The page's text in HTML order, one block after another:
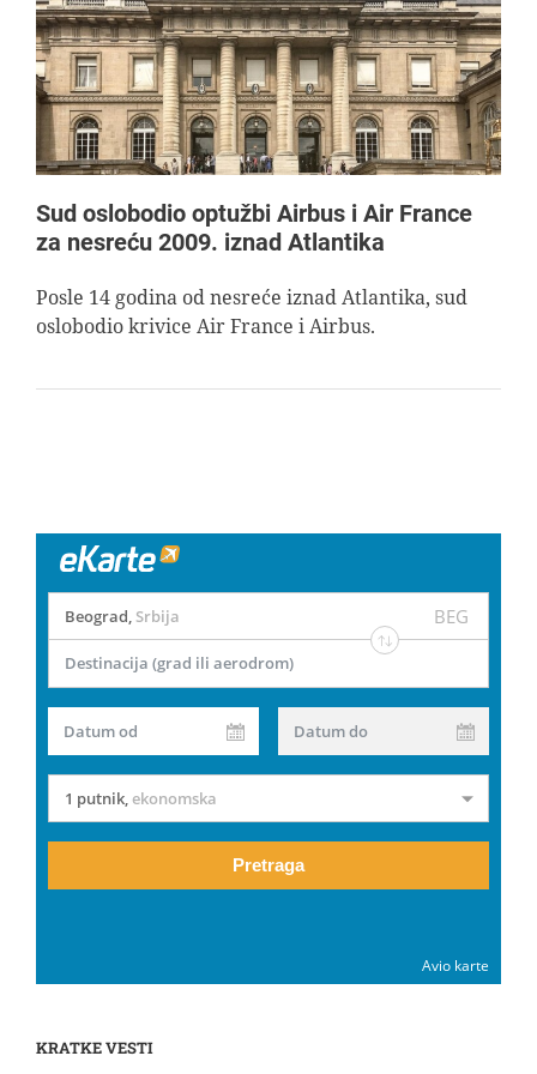
AVIOPEDIA
SPECIJAL
FOTO PRIČA
TEMA
AGENT
Sud oslobodio optužbi Airbus i Air France
za nesreću 2009. iznad Atlantika
Posle 14 godina od nesreće iznad Atlantika, sud
oslobodio krivice Air France i Airbus.
Beograd, Srbija BEG
Destinacija (grad ili aerodrom)
Datum od Datum do
1 putnik,ekonomska
Pretraga
Avio karte
KRATKE VESTI